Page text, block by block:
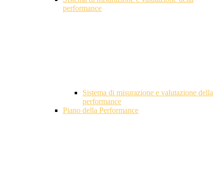
performance
Sistema di misurazione e valutazione della
performance
Piano della Performance